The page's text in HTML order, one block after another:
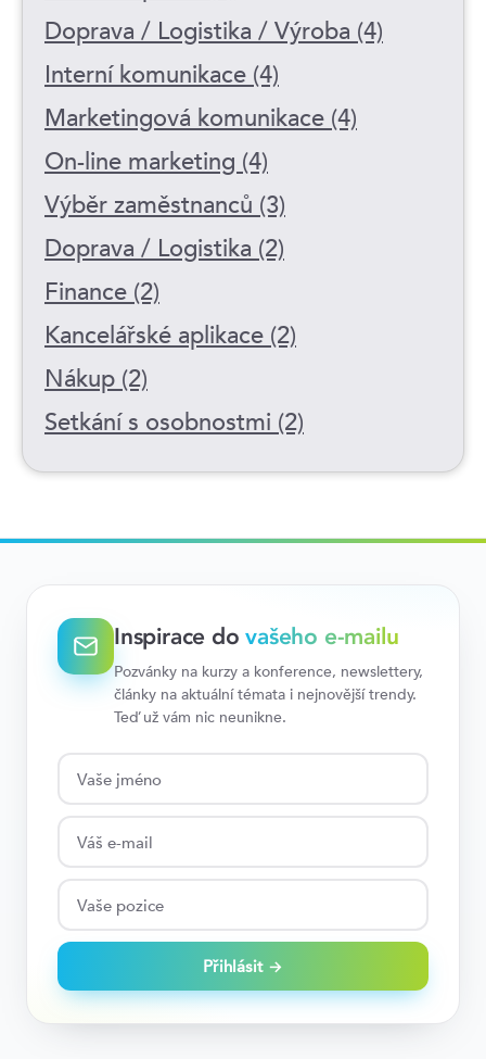
Doprava / Logistika / Výroba (4)
Interní komunikace (4)
Marketingová komunikace (4)
On-line marketing (4)
Výběr zaměstnanců (3)
Doprava / Logistika (2)
Finance (2)
Kancelářské aplikace (2)
Nákup (2)
Setkání s osobnostmi (2)
Inspirace dovašeho e-mailu
Pozvánky na kurzy a konference, newslettery,
články na aktuální témata i nejnovější trendy.
Teď už vám nic neunikne.
Přihlásit →